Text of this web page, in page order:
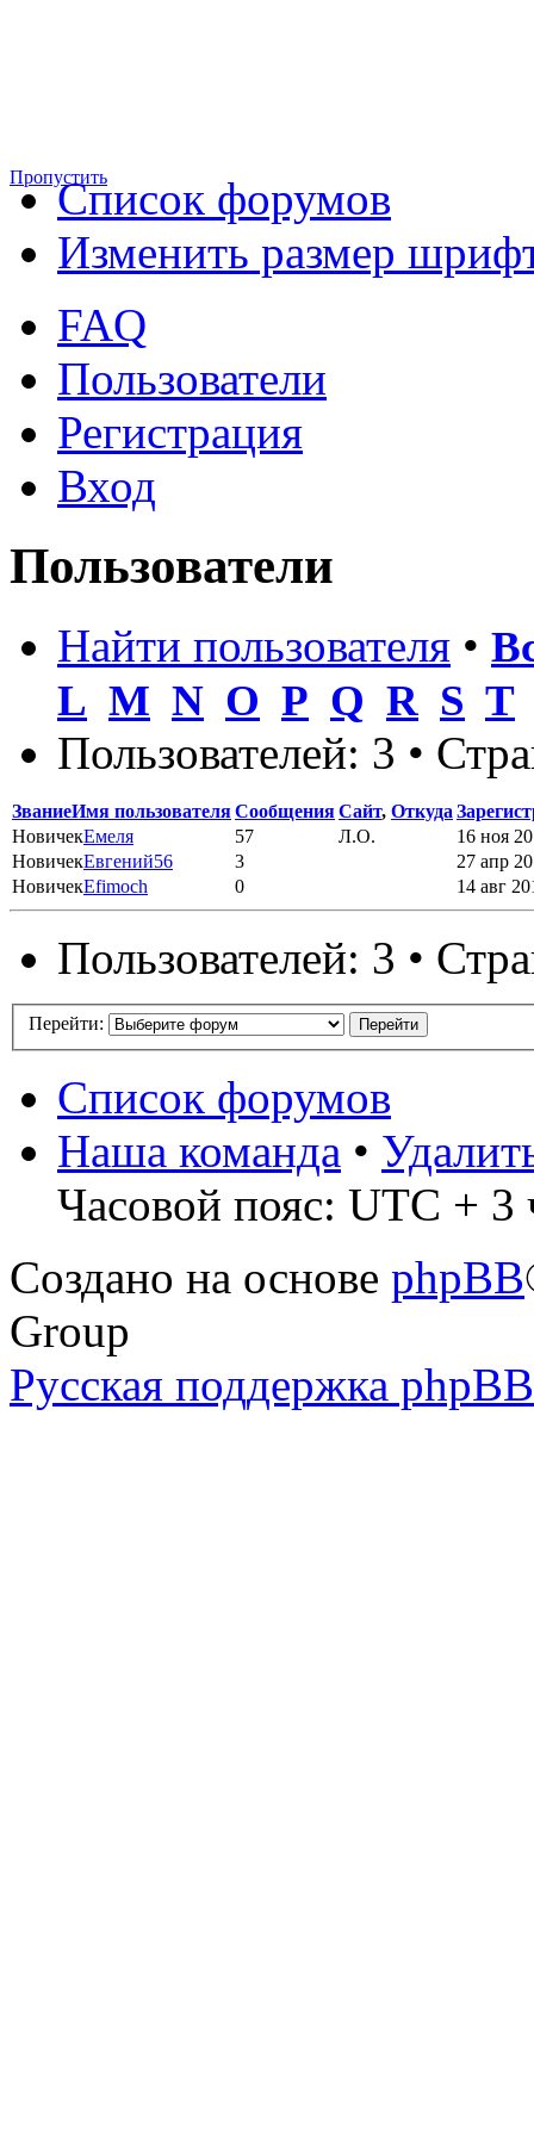
ПропуститьСписок форумов
Изменить размер
FAQ
Пользователи
Регистрация
Вход
Пользователи
Найти пользователя •
L M N O P Q R S T
Пользователей: 3 •
ЗваниеИмя пользователяСообщенияСайт, Откуда
НовичекЕмеля 57 Л.О.
16 ноя
НовичекЕвгений56 3
27 апр
НовичекEfimoch 0 14 авг
Пользователей: 3 •
Перейти:
Список форумов
Наша команда •
Часовой пояс: UTC + 3
Создано на основе phpBB
Group
Русская поддержка phpBB